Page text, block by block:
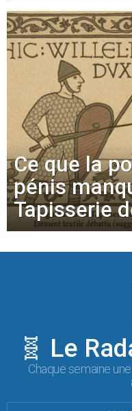
Ce que la
pénis
Tapisserie
🧬 Le
Chaque semaine